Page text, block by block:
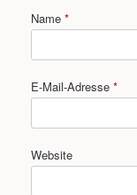
Name *
E-Mail-Adresse *
Website